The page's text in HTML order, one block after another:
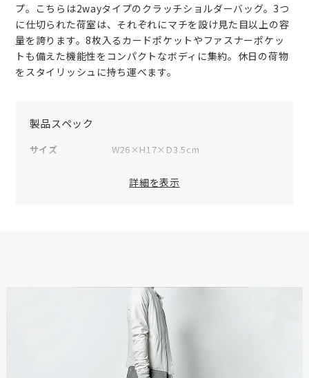
プ。こちらは2wayタイプのクラッチショルダーバッグ。3つ
に仕切られた荷室は、それぞれにマチを設け見た目以上の容
量を誇ります。8枚入るカードポケットやファスナーポケッ
トも備えた機能性をコンパクトなボディに集約。休日の荷物
をスタイリッシュに持ち運べます。
製品スペック
サイズ
W26×H17×D3.5cm
06A-CSS
※製品および付属品の仕様は、改良のため予告なく変更する場
詳細を表示